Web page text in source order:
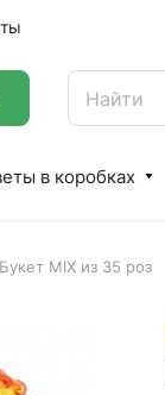
в коробках
Букет MIX из 35 роз